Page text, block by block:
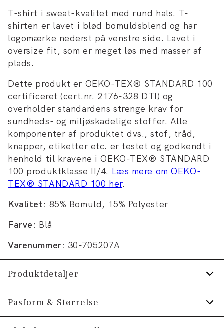
T-shirt i sweat-kvalitet med rund hals. T-
shirten er lavet i blød bomuldsblend og har
logomærke nederst på venstre side. Lavet i
oversize fit, som er meget løs med masser af
plads.
Dette produkt er OEKO-TEX® STANDARD 100
certificeret (cert.nr. 2176-328 DTI) og
overholder standardens strenge krav for
sundheds- og miljøskadelige stoffer. Alle
komponenter af produktet dvs., stof, tråd,
knapper, etiketter etc. er testet og godkendt i
henhold til kravene i OEKO-TEX® STANDARD
100 produktklasse II/4. Læs mere om OEKO-
TEX® STANDARD 100 her.
Kvalitet: 85% Bomuld, 15% Polyester
Farve: Blå
Varenummer: 30-705207A
Produktdetaljer
T-shirten har rund hals.
Logomærke nederst på venstre side.
Pasform & Størrelse